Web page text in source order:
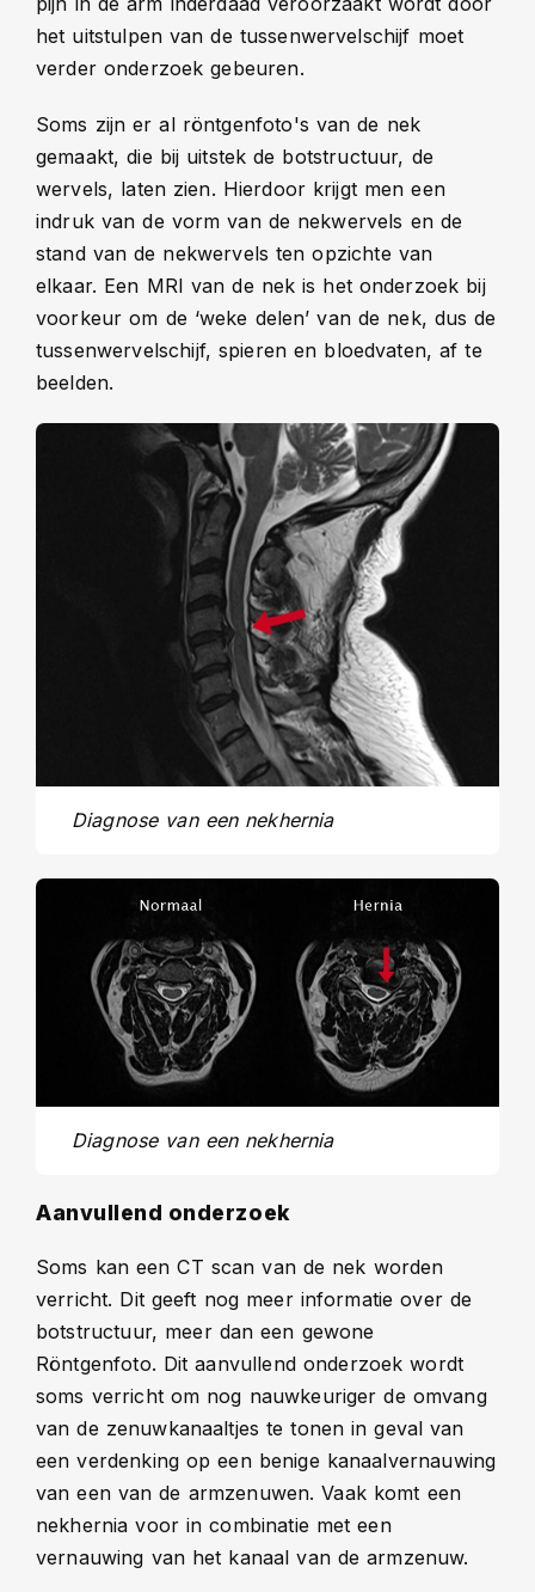
het uitstulpen van de tussenwervelschijf moet
verder onderzoek gebeuren.
Soms zijn er al röntgenfoto's van de nek
gemaakt, die bij uitstek de botstructuur, de
wervels, laten zien. Hierdoor krijgt men een
indruk van de vorm van de nekwervels en de
stand van de nekwervels ten opzichte van
elkaar. Een MRI van de nek is het onderzoek bij
voorkeur om de ‘weke delen’ van de nek, dus de
tussenwervelschijf, spieren en bloedvaten, af te
beelden.
Diagnose van een nekhernia
Diagnose van een nekhernia
Aanvullend onderzoek
Soms kan een CT scan van de nek worden
verricht. Dit geeft nog meer informatie over de
botstructuur, meer dan een gewone
Röntgenfoto. Dit aanvullend onderzoek wordt
soms verricht om nog nauwkeuriger de omvang
van de zenuwkanaaltjes te tonen in geval van
een verdenking op een benige kanaalvernauwing
van een van de armzenuwen. Vaak komt een
nekhernia voor in combinatie met een
vernauwing van het kanaal van de armzenuw.